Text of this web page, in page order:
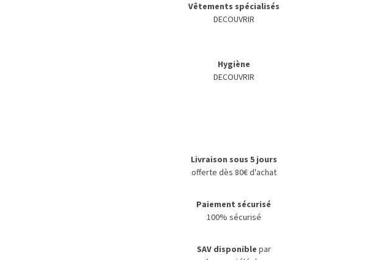
Vêtements spécialisés
DECOUVRIR
Hygiène
DECOUVRIR
Livraison sous 5 jours
offerte dès 80€ d'achat
Paiement sécurisé
100% sécurisé
SAV disponible par